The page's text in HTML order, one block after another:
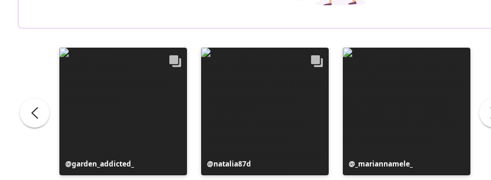
Post
opublikowany
garden_addicted_
Post
opublikowany
natalia87d
Post
opublikowany
_mariannamele_